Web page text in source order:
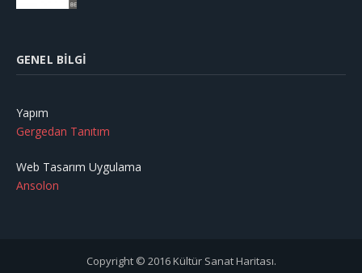
GENEL BILGI
Yapım
Gergedan Tanıtım
Web Tasarım Uygulama
Ansolon
Copyright © 2016 Kültür Sanat Haritası.